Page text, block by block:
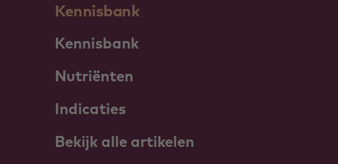
Kennisbank
Kennisbank
Nutriënten
Indicaties
Bekijk alle artikelen